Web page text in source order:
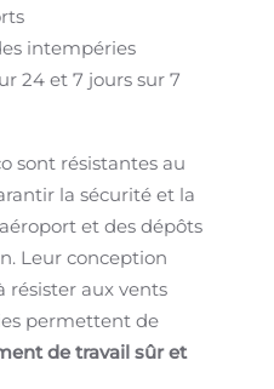
intempéries
24 et 7 jours sur 7
sont résistantes au
la sécurité et la
et des dépôts
Leur conception
résister aux vents
permettent de
de travail sûr et